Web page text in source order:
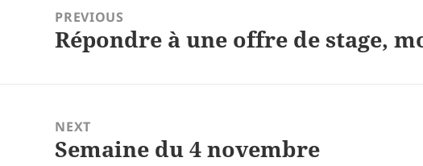
navigationPREVIOUS
Previous
Répondre à une offre de stage,
NEXT
Next
Semaine du 4 novembre